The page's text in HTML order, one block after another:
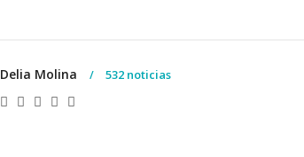
Delia Molina 532 noticias